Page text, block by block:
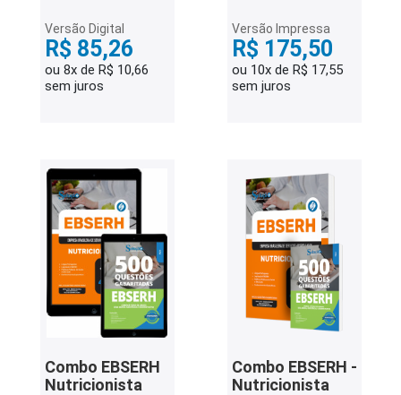
Versão Digital
R$ 85,26
ou 8x de R$ 10,66
sem juros
Versão Impressa
R$ 175,50
ou 10x de R$ 17,55
sem juros
Combo EBSERH
Nutricionista
Combo EBSERH -
Nutricionista